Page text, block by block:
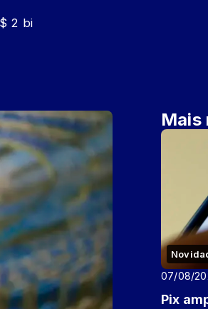
2 bi
Mais
07/08/
Pix